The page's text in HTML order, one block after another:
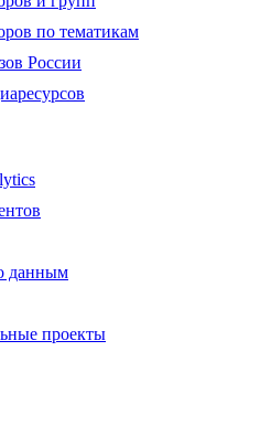
по тематикам
России
данным
проекты